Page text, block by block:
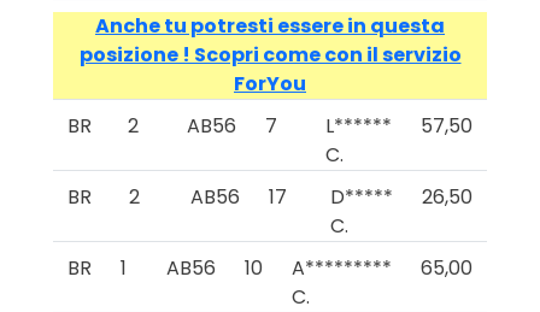
Anche tu potresti essere in questa
posizione ! Scopri come con il servizio
ForYou
BR
2 AB56 7
L******
C.
57,50
BR 2 AB56 17
D*****
C.
26,50
BR 1 AB56 10
A*********
C.
65,00